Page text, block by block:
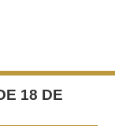
18 DE